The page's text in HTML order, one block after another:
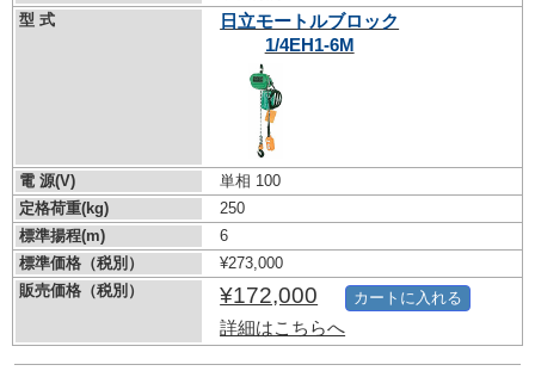
型 式
日立モートルブロック
1/4EH1-6M
電 源(V)
単相 100
定格荷重(kg)
250
標準揚程(m)
6
標準価格（税別）
¥273,000
販売価格（税別）
¥172,000
詳細はこちらへ
カートに入れる